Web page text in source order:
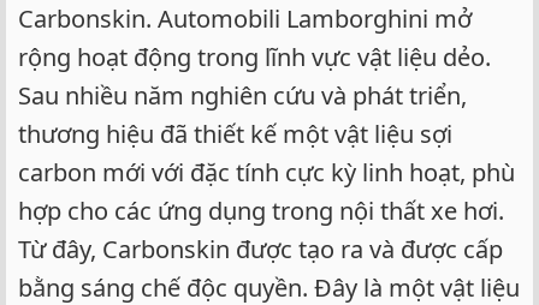
Carbonskin. Automobili Lamborghini mở
rộng hoạt động trong lĩnh vực vật liệu dẻo.
Sau nhiều năm nghiên cứu và phát triển,
thương hiệu đã thiết kế một vật liệu sợi
carbon mới với đặc tính cực kỳ linh hoạt, phù
hợp cho các ứng dụng trong nội thất xe hơi.
Từ đây, Carbonskin được tạo ra và được cấp
bằng sáng chế độc quyền. Đây là một vật liệu